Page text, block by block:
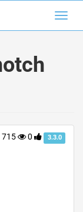
715 0 3.3.0